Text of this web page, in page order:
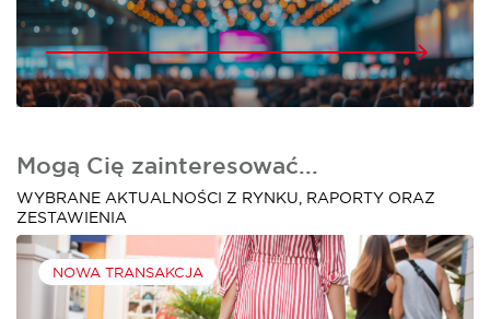
Mogą Cię zainteresować...
WYBRANE AKTUALNOŚCI Z RYNKU, RAPORTY ORAZ
ZESTAWIENIA
NOWA TRANSAKCJA